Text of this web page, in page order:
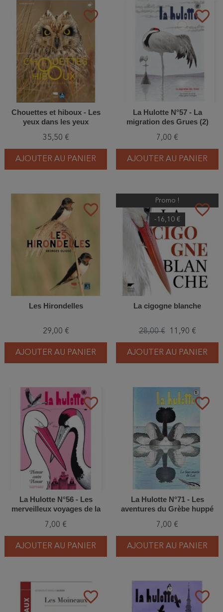
favorite_border
Chouettes et hiboux - Les
yeux dans les yeux
35,50 €
AJOUTER AU PANIER
favorite_border
La Hulotte N°57 - La
migration des Grues (2)
7,00 €
AJOUTER AU PANIER
favorite_border
Les Hirondelles
29,00 €
AJOUTER AU PANIER
favorite_border
Promo !
-16,10 €
La cigogne blanche
28,00 € 11,90 €
AJOUTER AU PANIER
favorite_border
La Hulotte N°56 - Les
merveilleux voyages de la
champion du saut en
longueur - le Géranium
7,00 €
AJOUTER AU PANIER
favorite_border
La Hulotte N°71 - Les
aventures du Grèbe huppé
7,00 €
AJOUTER AU PANIER
favorite_border favorite_border